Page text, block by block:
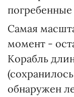
Самая
момент -
Корабль
обнаружен